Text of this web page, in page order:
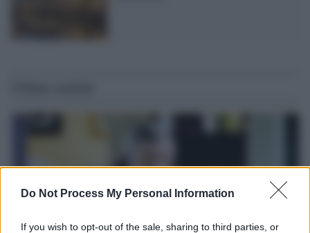
Do Not Process My Personal Information
If you wish to opt-out of the sale, sharing to third parties, or